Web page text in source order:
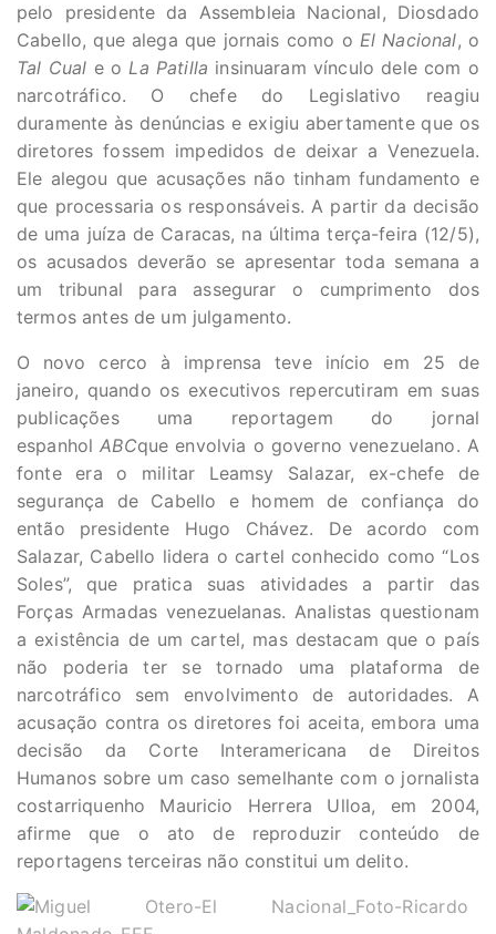
pelo presidente da Assembleia Nacional, Diosdado
Cabello, que alega que jornais como o El Nacional, o
Tal Cual e oLa Patilla insinuaram vínculo dele com o
narcotráfico. O chefe do Legislativo reagiu
duramente às denúncias e exigiu abertamente que os
diretores fossem impedidos de deixar a Venezuela.
Ele alegou que acusações não tinham fundamento e
que processaria os responsáveis. A partir da decisão
de uma juíza de Caracas, na última terça-feira (12/5),
os acusados deverão se apresentar toda semana a
um tribunal para assegurar o cumprimento dos
termos antes de um julgamento.
O novo cerco à imprensa teve início em 25 de
janeiro, quando os executivos repercutiram em suas
publicações uma reportagem do jornal
espanholABCque envolvia o governo venezuelano. A
fonte era o militar Leamsy Salazar, ex-chefe de
segurança de Cabello e homem de confiança do
então presidente Hugo Chávez. De acordo com
Salazar, Cabello lidera o cartel conhecido como “Los
Soles”, que pratica suas atividades a partir das
Forças Armadas venezuelanas. Analistas questionam
a existência de um cartel, mas destacam que o país
não poderia ter se tornado uma plataforma de
narcotráfico sem envolvimento de autoridades. A
acusação contra os diretores foi aceita, embora uma
decisão da Corte Interamericana de Direitos
Humanos sobre um caso semelhante com o jornalista
costarriquenho Mauricio Herrera Ulloa, em 2004,
afirme que o ato de reproduzir conteúdo de
reportagens terceiras não constitui um delito.